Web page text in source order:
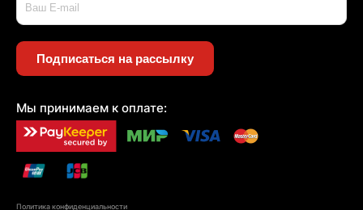
Подписаться на рассылку
Мы принимаем к оплате:
Политика конфиденциальности